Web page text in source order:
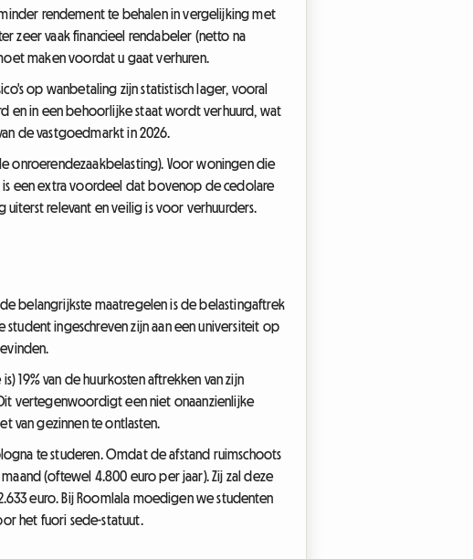
rendement te behalen in vergelijking met
zeer vaak financieel rendabeler (netto na
maken voordat u gaat verhuren.
op wanbetaling zijn statistisch lager, vooral
en in een behoorlijke staat wordt verhuurd, wat
de vastgoedmarkt in 2026.
onroerendezaakbelasting). Voor woningen die
een extra voordeel dat bovenop de cedolare
relevant en veilig is voor verhuurders.
belangrijkste maatregelen is de belastingaftrek
ingeschreven zijn aan een universiteit op
19% van de huurkosten aftrekken van zijn
vertegenwoordigt een niet onaanzienlijke
van gezinnen te ontlasten.
te studeren. Omdat de afstand ruimschoots
(oftewel 4.800 euro per jaar). Zij zal deze
euro. Bij Roomlala moedigen we studenten
het fuori sede-statuut.